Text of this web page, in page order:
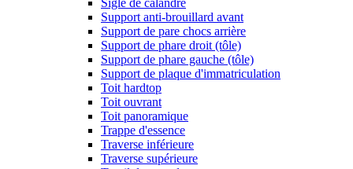
Sigle de calandre
Support anti-brouillard avant
Support de pare chocs arrière
Support de phare droit (tôle)
Support de phare gauche (tôle)
Support de plaque d'immatriculation
Toit hardtop
Toit ouvrant
Toit panoramique
Trappe d'essence
Traverse inférieure
Traverse supérieure